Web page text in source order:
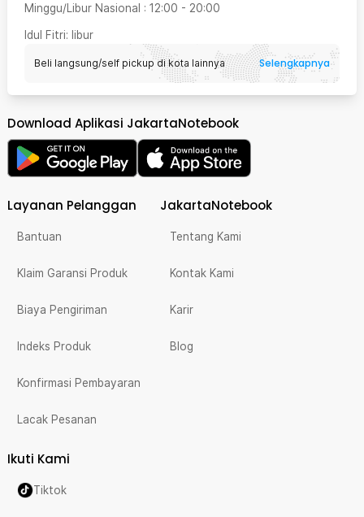
Minggu/Libur Nasional : 12:00 - 20:00
Idul Fitri: libur
Beli langsung/self pickup di kota lainnya Selengkapnya
Download Aplikasi JakartaNotebook
Layanan Pelanggan
Bantuan
Klaim Garansi Produk
Biaya Pengiriman
Indeks Produk
Konfirmasi Pembayaran
Lacak Pesanan
JakartaNotebook
Tentang Kami
Kontak Kami
Karir
Blog
Ikuti Kami
Tiktok